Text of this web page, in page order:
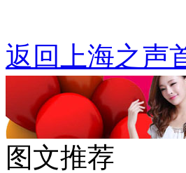
返回上海之声
图文推荐